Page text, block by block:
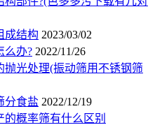
成结构 2023/03/02
么办? 2022/11/26
抛光处理(振动筛用不锈钢筛
分食盐 2022/12/19
概率筛有什么区别